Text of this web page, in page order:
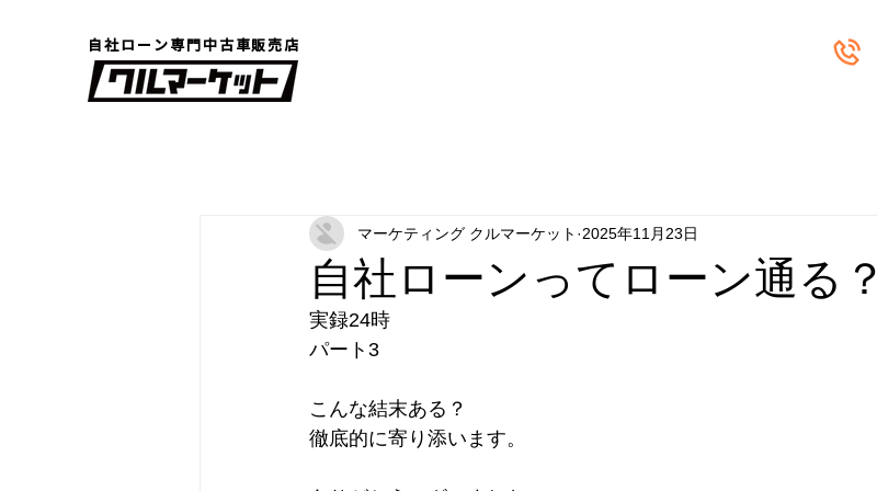
自社ローン専門中古車販売店
自社ローンってローン通る？
マーケティング クルマーケット 2025年11月23日
実録24時
パート3
こんな結末ある？
徹底的に寄り添います。